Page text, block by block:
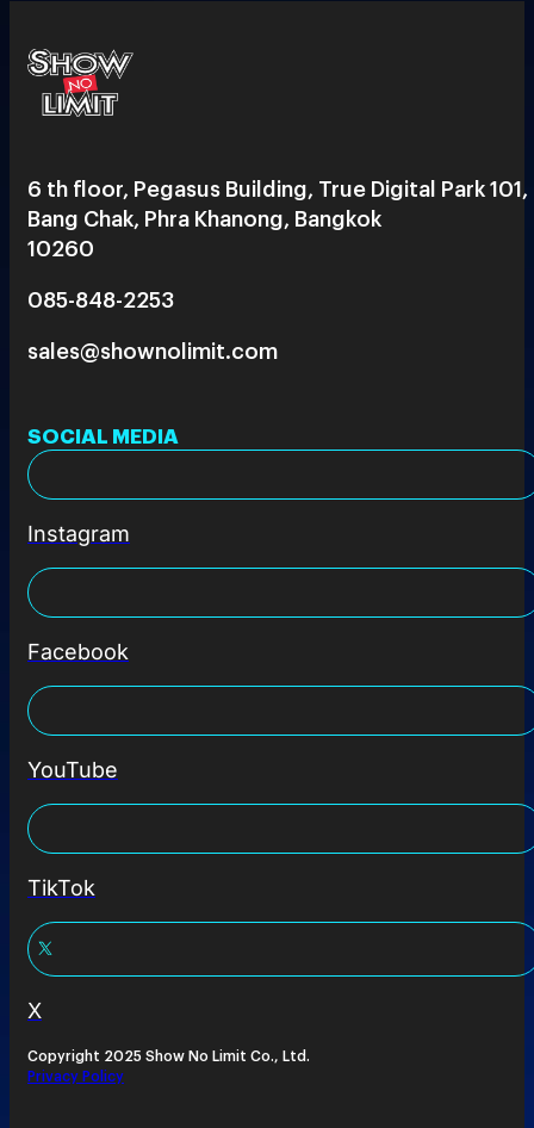
6 th floor, Pegasus Building, True Digital Park 101,
Bang Chak, Phra Khanong, Bangkok
10260
085-848-2253
sales@shownolimit.com
SOCIAL MEDIA
Instagram
Facebook
YouTube
TikTok
X
Copyright 2025 Show No Limit Co., Ltd.
Privacy Policy